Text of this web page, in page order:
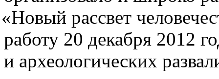
«Новый рассвет
работу 20 декабря 2012
и археологических